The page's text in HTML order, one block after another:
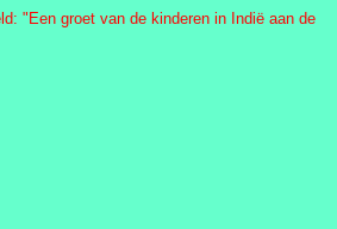
"Een groet van de kinderen in Indië aan de